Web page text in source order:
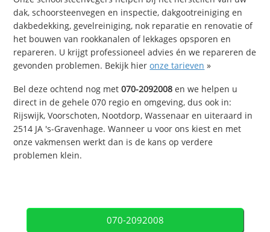
dak, schoorsteenvegen en inspectie, dakgootreiniging en
dakbedekking, gevelreiniging, nok reparatie en renovatie of
het bouwen van rookkanalen of lekkages opsporen en
repareren. U krijgt professioneel advies én we repareren de
gevonden problemen. Bekijk hieronze tarieven »
Bel deze ochtend nog met070-2092008 en we helpen u
direct in de gehele 070 regio en omgeving, dus ook in:
Rijswijk, Voorschoten, Nootdorp, Wassenaar en uiteraard in
2514 JA 's-Gravenhage. Wanneer u voor ons kiest en met
onze vakmensen werkt dan is de kans op verdere
problemen klein.
070-2092008